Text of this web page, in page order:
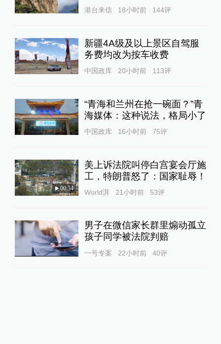
港台来信 18小时前 144评
新疆4A级及以上景区自驾服
务费均改为按车收费
中国政库 20小时前 113评
“青海和兰州在抢一碗面？”青
海媒体：这种说法，格局小了
中国政库 16小时前 75评
00:34
美上诉法院叫停白宫宴会厅施
工，特朗普怒了：国家耻辱！
World湃 21小时前 53评
男子在微信家长群里煽动孤立
孩子同学被法院判赔
一号专案 22小时前 40评